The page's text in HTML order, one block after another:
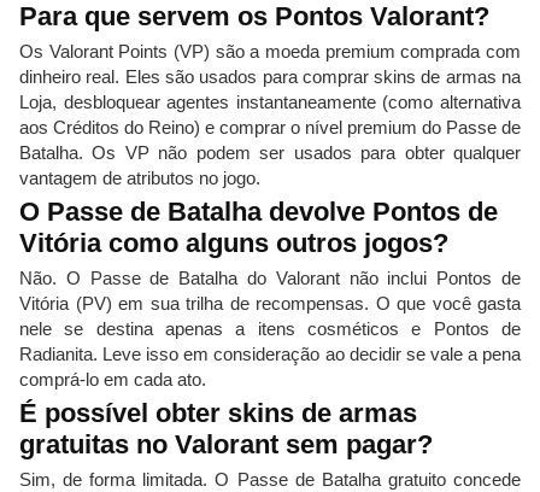
Para que servem os Pontos Valorant?
Os Valorant Points (VP) são a moeda premium comprada com
dinheiro real. Eles são usados ​​para comprar skins de armas na
Loja, desbloquear agentes instantaneamente (como alternativa
aos Créditos do Reino) e comprar o nível premium do Passe de
Batalha. Os VP não podem ser usados ​​para obter qualquer
vantagem de atributos no jogo.
O Passe de Batalha devolve Pontos de
Vitória como alguns outros jogos?
Não. O Passe de Batalha do Valorant não inclui Pontos de
Vitória (PV) em sua trilha de recompensas. O que você gasta
nele se destina apenas a itens cosméticos e Pontos de
Radianita. Leve isso em consideração ao decidir se vale a pena
comprá-lo em cada ato.
É possível obter skins de armas
gratuitas no Valorant sem pagar?
Sim, de forma limitada. O Passe de Batalha gratuito concede